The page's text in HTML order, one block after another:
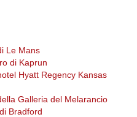
Le Mans
di Kaprun
Hyatt Regency Kansas
Galleria del Melarancio
Bradford